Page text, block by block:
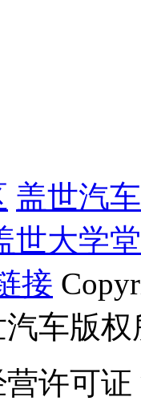
盖世汽
世大学堂
接
汽车版
许可证